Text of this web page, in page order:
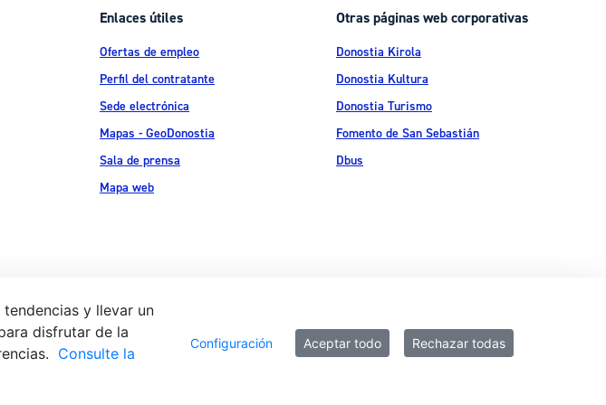
Enlaces útiles
Ofertas de empleo
Perfil del contratante
Sede electrónica
Mapas - GeoDonostia
Sala de prensa
Mapa web
Otras páginas web corporativas
Donostia Kirola
Donostia Kultura
Donostia Turismo
Fomento de San Sebastián
Dbus
Aviso legal Política de privacidad Política de cookies Declaración de accesibilidad
y llevar un
disfrutar de la
Consulte la
Configuración Aceptar todo Rechazar todas